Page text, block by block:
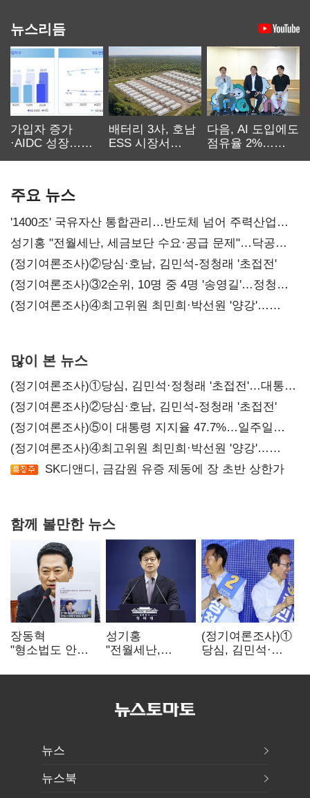
뉴스리듬
가입자 증가
·AIDC 성장…
배터리 3사, 호남
ESS 시장서
다음, AI 도입에도
점유율 2%…
주요 뉴스
'1400조' 국유자산 통합관리…반도체 넘어 주력산업
구조혁신
성기홍 "전월세난, 세금보단 수요·공급 문제"…닥공
시사
(정기여론조사)②당심·호남, 김민석-정청래 '초접전'
(정기여론조사)③2순위, 10명 중 4명 '송영길'…정청래
'한 자릿수'
(정기여론조사)④최고위원 최민희·박선원 '양강'…
많이 본 뉴스
(정기여론조사)①당심, 김민석·정청래 '초접전'…대통령
지지도 '50% 아래로'(종합)
(정기여론조사)②당심·호남, 김민석-정청래 '초접전'
(정기여론조사)⑤이 대통령 지지율 47.7%…일주일
만에 다시 40%대
(정기여론조사)④최고위원 최민희·박선원 '양강'…
서미화·이성윤·임미애 뒤이어
SK디앤디, 금감원 유증 제동에 장 초반 상한가
함께 볼만한 뉴스
장동혁
"형소법도 안
빛의 속도로
성기홍
"전월세난,
공급 문제"…
(정기여론조사)①
당심, 김민석·
대통령 지지도
뉴스
뉴스북